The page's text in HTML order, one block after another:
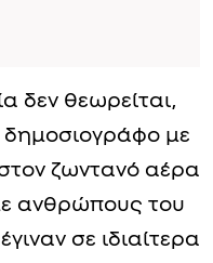
δεν θεωρείται,
δημοσιογράφο με
ζωντανό αέρα
ανθρώπους του
σε ιδιαίτερα